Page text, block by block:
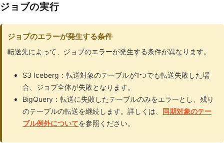
ジョブの実行
ジョブのエラーが発生する条件
転送先によって、ジョブのエラーが発生する条件が異なります。
S3 Iceberg：転送対象のテーブルが1つでも転送失敗した場
合、ジョブ全体が失敗となります。
BigQuery：転送に失敗したテーブルのみをエラーとし、残り
のテーブルの転送を継続します。詳しくは、 同期対象のテー
ブル例外についてを参照ください。